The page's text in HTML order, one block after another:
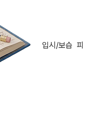
입시/보습 피